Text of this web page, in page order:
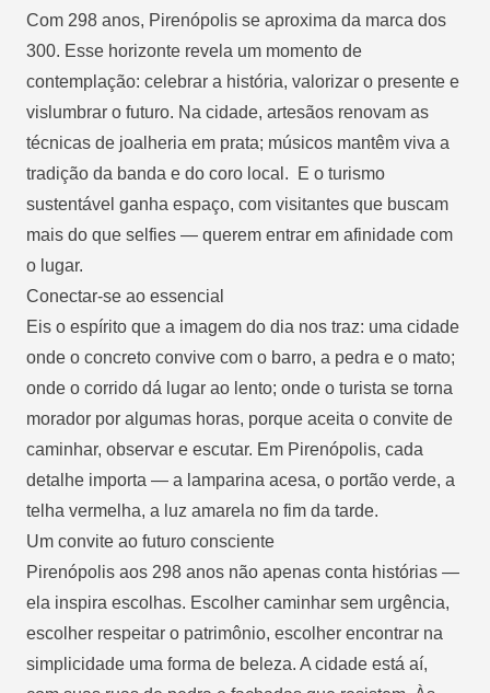
Com 298 anos, Pirenópolis se aproxima da marca dos
300. Esse horizonte revela um momento de
contemplação: celebrar a história, valorizar o presente e
vislumbrar o futuro. Na cidade, artesãos renovam as
técnicas de joalheria em prata; músicos mantêm viva a
tradição da banda e do coro local. E o turismo
sustentável ganha espaço, com visitantes que buscam
mais do que selfies — querem entrar em afinidade com
o lugar.
Conectar-se ao essencial
Eis o espírito que a imagem do dia nos traz: uma cidade
onde o concreto convive com o barro, a pedra e o mato;
onde o corrido dá lugar ao lento; onde o turista se torna
morador por algumas horas, porque aceita o convite de
caminhar, observar e escutar. Em Pirenópolis, cada
detalhe importa — a lamparina acesa, o portão verde, a
telha vermelha, a luz amarela no fim da tarde.
Um convite ao futuro consciente
Pirenópolis aos 298 anos não apenas conta histórias —
ela inspira escolhas. Escolher caminhar sem urgência,
escolher respeitar o patrimônio, escolher encontrar na
simplicidade uma forma de beleza. A cidade está aí,